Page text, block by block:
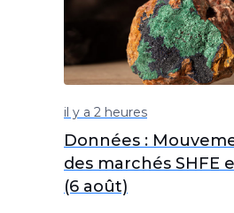
il y a 2 heures
Données :
des marchés SHFE
(6 août)